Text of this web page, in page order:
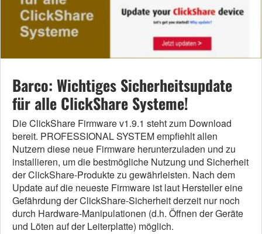
Barco: Wichtiges Sicherheitsupdate
für alle ClickShare Systeme!
Die ClickShare Firmware v1.9.1 steht zum Download
bereit. PROFESSIONAL SYSTEM empfiehlt allen
Nutzern diese neue Firmware herunterzuladen und zu
installieren, um die bestmögliche Nutzung und Sicherheit
der ClickShare-Produkte zu gewährleisten. Nach dem
Update auf die neueste Firmware ist laut Hersteller eine
Gefährdung der ClickShare-Sicherheit derzeit nur noch
durch Hardware-Manipulationen (d.h. Öffnen der Geräte
und Löten auf der Leiterplatte) möglich.